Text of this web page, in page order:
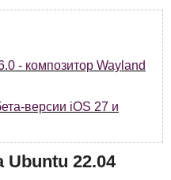
- композитор Wayland
версии iOS 27 и
Ubuntu 22.04